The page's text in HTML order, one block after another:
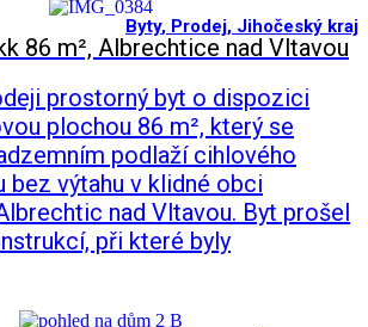
Byty, Prodej, Jihočeský kraj
86 m², Albrechtice nad Vltavou
prostorný byt o dispozici
plochou 86 m², který se
podlaží cihlového
bez výtahu v klidné obci
nad Vltavou. Byt prošel
při které byly